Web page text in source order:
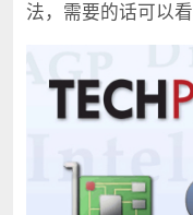
法，需要的话可以看